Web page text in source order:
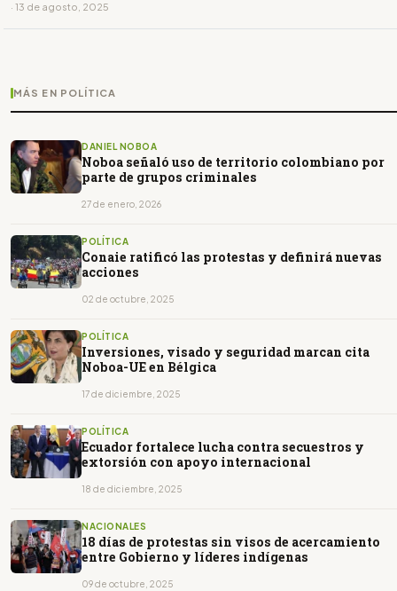
· 13 de agosto, 2025
MÁS EN POLÍTICA
DANIEL NOBOA
Noboa señaló uso de territorio colombiano por
parte de grupos criminales
27 de enero, 2026
POLÍTICA
Conaie ratificó las protestas y definirá nuevas
acciones
02 de octubre, 2025
POLÍTICA
Inversiones, visado y seguridad marcan cita
Noboa-UE en Bélgica
17 de diciembre, 2025
POLÍTICA
Ecuador fortalece lucha contra secuestros y
extorsión con apoyo internacional
18 de diciembre, 2025
NACIONALES
18 días de protestas sin visos de acercamiento
entre Gobierno y líderes indígenas
09 de octubre, 2025